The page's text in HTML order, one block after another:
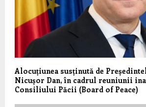
Alocuțiunea susținută de
Nicușor Dan, în cadrul reuniunii
Consiliului Păcii (Board of Peace)